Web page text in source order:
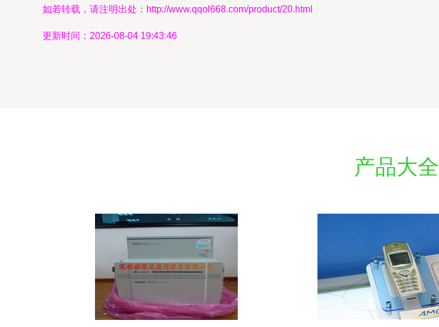
如若转载，请注明出处：http://www.qqol668.com/product/20.html
更新时间：2026-08-04 19:43:46
产品大全